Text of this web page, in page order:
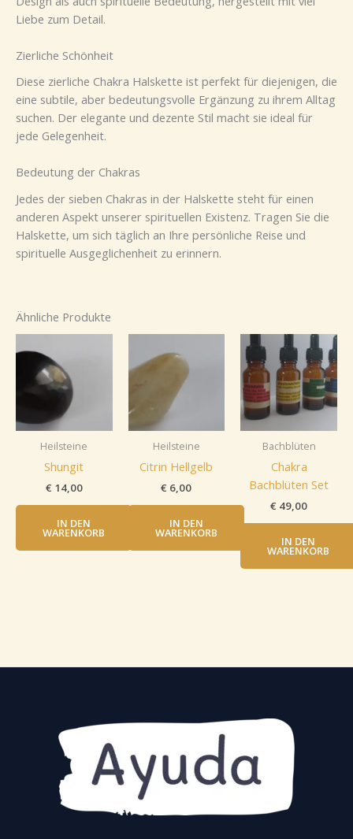
Liebe zum Detail.
Zierliche Schönheit
Diese zierliche Chakra Halskette ist perfekt für diejenigen, die
eine subtile, aber bedeutungsvolle Ergänzung zu ihrem Alltag
suchen. Der elegante und dezente Stil macht sie ideal für
jede Gelegenheit.
Bedeutung der Chakras
Jedes der sieben Chakras in der Halskette steht für einen
anderen Aspekt unserer spirituellen Existenz. Tragen Sie die
Halskette, um sich täglich an Ihre persönliche Reise und
spirituelle Ausgeglichenheit zu erinnern.
Ähnliche Produkte
Heilsteine
Shungit
€ 14,00
IN DEN
WARENKORB
Heilsteine
Citrin Hellgelb
€ 6,00
IN DEN
WARENKORB
Bachblüten
Chakra
Bachblüten Set
€ 49,00
IN DEN
WARENKORB